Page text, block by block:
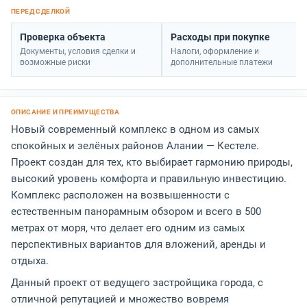
Проверка объекта
Документы, условия сделки и
возможные риски
Расходы при покупке
Налоги, оформление и
дополнительные платежи
Новый современный комплекс в одном из самых
спокойных и зелёных районов Алании — Кестеле.
Проект создан для тех, кто выбирает гармонию природы,
высокий уровень комфорта и правильную инвестицию.
Комплекс расположен на возвышенности с
естественным панорамным обзором и всего в 500
метрах от моря, что делает его одним из самых
перспективных вариантов для вложений, аренды и
отдыха.
Данный проект от ведущего застройщика города, с
отличной репутацией и множество вовремя